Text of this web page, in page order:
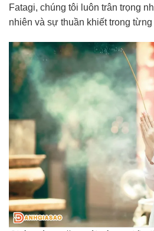
Fatagi, chúng tôi luôn trân trọng
nhiên và sự thuần khiết trong từng